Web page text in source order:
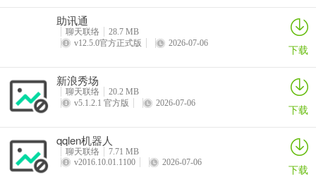
助讯通
聊天联络
28.7 MB
v12.5.0官方正式版
2026-07-06 下载
新浪秀场
聊天联络
20.2 MB
v5.1.2.1 官方版
2026-07-06 下载
qqlen机器人
聊天联络
7.71 MB
v2016.10.01.1100
2026-07-06 下载